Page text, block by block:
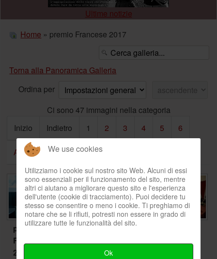
Ultime notizie
Home » premio Francese 2017
Torna alla Panoramica Galleria
Ordina per
Ci sono 47 immagini nella categoria
Inizio
Indietro 1 2 3 4 5 6
Avanti Fine
premio
Francese
2017-1
premio
2017-2
We use cookies
Utilizziamo i cookie sul nostro sito Web. Alcuni di essi
sono essenziali per il funzionamento del sito, mentre
altri ci aiutano a migliorare questo sito e l'esperienza
dell'utente (cookie di tracciamento). Puoi decidere tu
stesso se consentire o meno i cookie. Ti preghiamo di
notare che se li rifiuti, potresti non essere in grado di
utilizzare tutte le funzionalità del sito.
Ok